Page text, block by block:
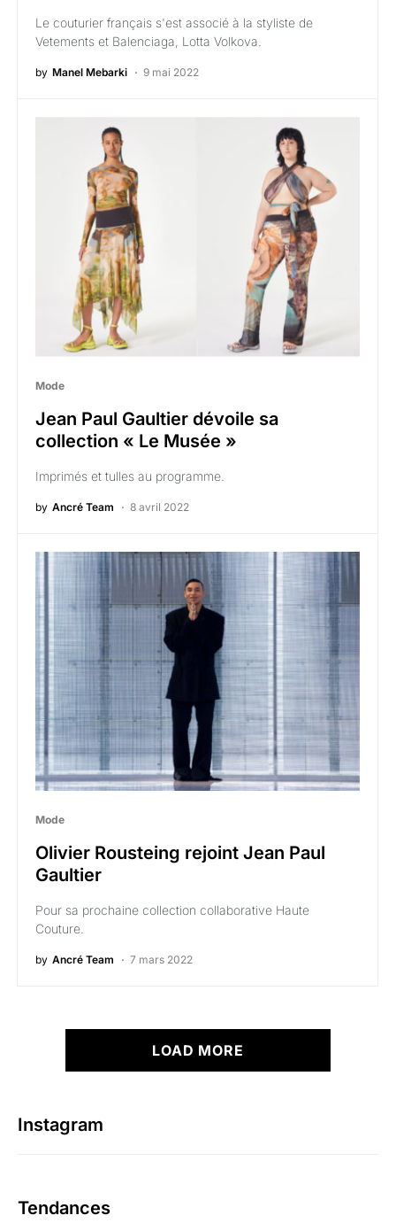
Le couturier français s'est associé à la styliste de
Vetements et Balenciaga, Lotta Volkova.
by Manel Mebarki 9 mai 2022
Mode
Jean Paul Gaultier dévoile sa
collection « Le Musée »
Imprimés et tulles au programme.
by Ancré Team 8 avril 2022
Mode
Olivier Rousteing rejoint Jean Paul
Gaultier
Pour sa prochaine collection collaborative Haute
Couture.
by Ancré Team 7 mars 2022
LOAD MORE
Instagram
Tendances